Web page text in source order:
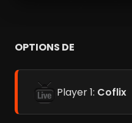
OPTIONS DE
Player 1: Coflix